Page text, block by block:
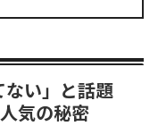
ない」と話題
気の秘密